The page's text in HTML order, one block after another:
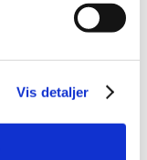
Vis detaljer